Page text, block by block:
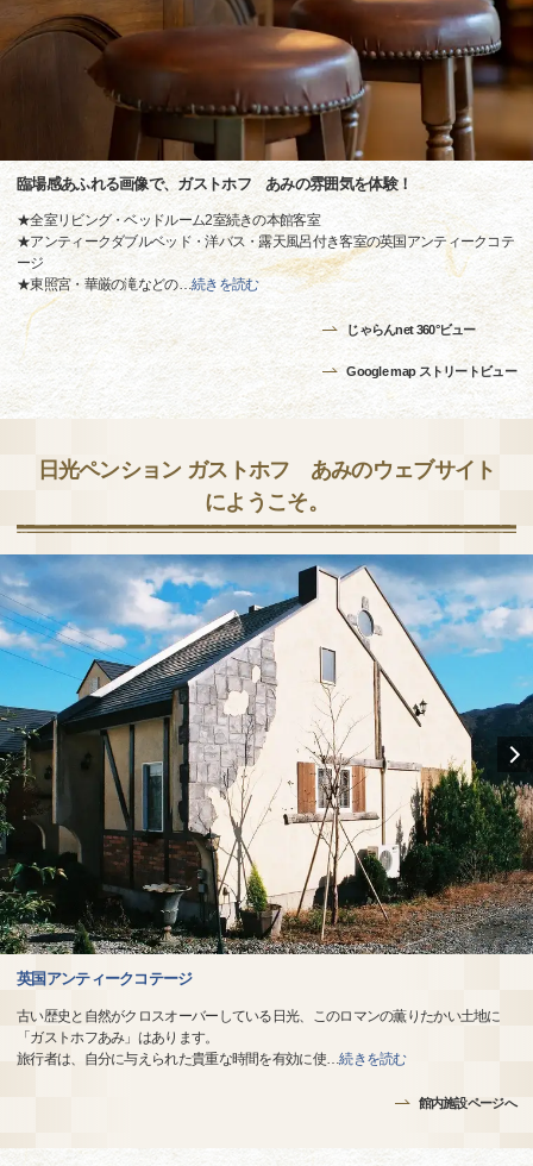
臨場感あふれる画像で、ガストホフ あみの雰囲気を体験！
★全室リビング・ベッドルーム2室続きの本館客室
★アンティークダブルベッド・洋バス・露天風呂付き客室の英国アンティークコテ
ージ
★東照宮・華厳の滝などの…続きを読む
じゃらんnet 360°ビュー
Google map ストリートビュー
日光ペンション ガストホフ あみのウェブサイト
にようこそ。
英国アンティークコテージ
古い歴史と自然がクロスオーバーしている日光、このロマンの薫りたかい土地に
「ガストホフあみ」はあります。
旅行者は、自分に与えられた貴重な時間を有効に使…続きを読む
館内施設ページへ